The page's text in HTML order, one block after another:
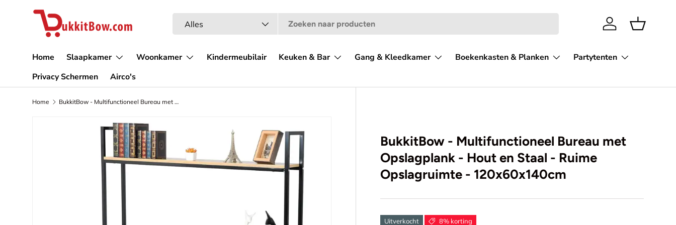
Ga naar inhoud
Alles InloggenMandje
Home Slaapkamer Woonkamer Kindermeubilair Keuken & Bar Gang & Kleedkamer Boekenkasten & Planken
Partytenten
Privacy Schermen
Airco's
Home BukkitBow - Multifunctioneel Bureau met Opslagplank - Hout en Staal - Ruime Opslagruimte - 120x60x140cm
BukkitBow - Multifunctioneel Bureau met
Opslagplank - Hout en Staal - Ruime
Opslagruimte - 120x60x140cm
Uitverkocht 8% korting